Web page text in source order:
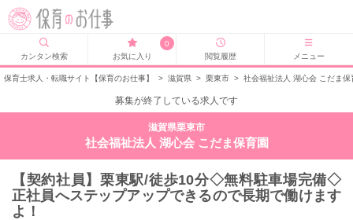
カンタン検索
0
お気に入り
閲覧履歴 メニュー
保育士求人・転職サイト【保育のお仕事】 > 滋賀県 > 栗東市 > 社会福祉法人 湖心会 こだま
募集が終了している求人です
滋賀県栗東市
社会福祉法人 湖心会 こだま保育園
【契約社員】栗東駅/徒歩10分◇無料駐車場完備◇
正社員へステップアップできるので長期で働けます
よ！